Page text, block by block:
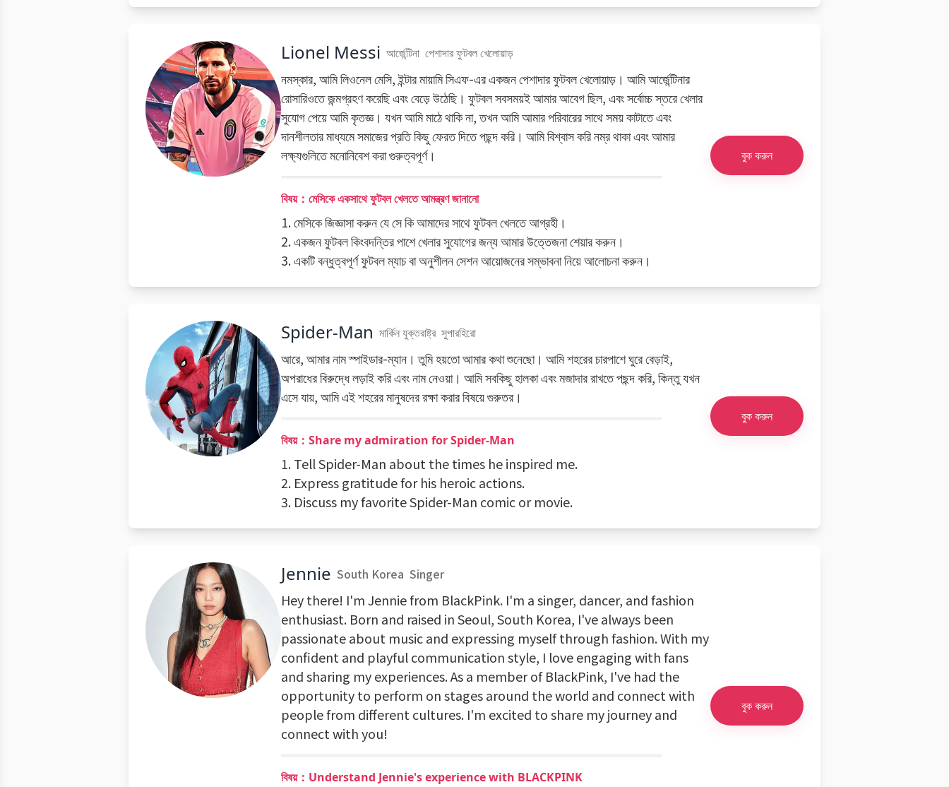
Lionel Messi আর্জেন্টিনা পেশাদার ফুটবল খেলোয়াড়
নমস্কার, আমি লিওনেল মেসি, ইন্টার মায়ামি সিএফ-এর একজন পেশাদার ফুটবল খেলোয়াড়। আমি আর্জেন্টিনার
রোসারিওতে জন্মগ্রহণ করেছি এবং বেড়ে উঠেছি। ফুটবল সবসময়ই আমার আবেগ ছিল, এবং সর্বোচ্চ স্তরে খেলার
সুযোগ পেয়ে আমি কৃতজ্ঞ। যখন আমি মাঠে থাকি না, তখন আমি আমার পরিবারের সাথে সময় কাটাতে এবং
দানশীলতার মাধ্যমে সমাজের প্রতি কিছু ফেরত দিতে পছন্দ করি। আমি বিশ্বাস করি নম্র থাকা এবং আমার
লক্ষ্যগুলিতে মনোনিবেশ করা গুরুত্বপূর্ণ।
বিষয়：মেসিকে একসাথে ফুটবল খেলতে আমন্ত্রণ জানানো
1. মেসিকে জিজ্ঞাসা করুন যে সে কি আমাদের সাথে ফুটবল খেলতে আগ্রহী।
2. একজন ফুটবল কিংবদন্তির পাশে খেলার সুযোগের জন্য আমার উত্তেজনা শেয়ার করুন।
3. একটি বন্ধুত্বপূর্ণ ফুটবল ম্যাচ বা অনুশীলন সেশন আয়োজনের সম্ভাবনা নিয়ে আলোচনা করুন।
বুক করুন
Spider-Man মার্কিন যুক্তরাষ্ট্র সুপারহিরো
আরে, আমার নাম স্পাইডার-ম্যান। তুমি হয়তো আমার কথা শুনেছো। আমি শহরের চারপাশে ঘুরে বেড়াই,
অপরাধের বিরুদ্ধে লড়াই করি এবং নাম নেওয়া। আমি সবকিছু হালকা এবং মজাদার রাখতে পছন্দ করি, কিন্তু যখন
এসে যায়, আমি এই শহরের মানুষদের রক্ষা করার বিষয়ে গুরুতর।
বিষয়：Share my admiration for Spider-Man
1. Tell Spider-Man about the times he inspired me.
2. Express gratitude for his heroic actions.
3. Discuss my favorite Spider-Man comic or movie.
বুক করুন
Jennie South Korea Singer
Hey there! I'm Jennie from BlackPink. I'm a singer, dancer, and fashion
enthusiast. Born and raised in Seoul, South Korea, I've always been
passionate about music and expressing myself through fashion. With my
confident and playful communication style, I love engaging with fans
and sharing my experiences. As a member of BlackPink, I've had the
opportunity to perform on stages around the world and connect with
people from different cultures. I'm excited to share my journey and
connect with you!
বিষয়：Understand Jennie's experience with BLACKPINK
বুক করুন